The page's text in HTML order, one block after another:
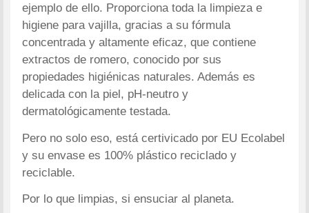
ejemplo de ello. Proporciona toda la limpieza e
higiene para vajilla, gracias a su fórmula
concentrada y altamente eficaz, que contiene
extractos de romero, conocido por sus
propiedades higiénicas naturales. Además es
delicada con la piel, pH-neutro y
dermatológicamente testada.
Pero no solo eso, está certivicado por EU Ecolabel
y su envase es 100% plástico reciclado y
reciclable.
Por lo que limpias, si ensuciar al planeta.